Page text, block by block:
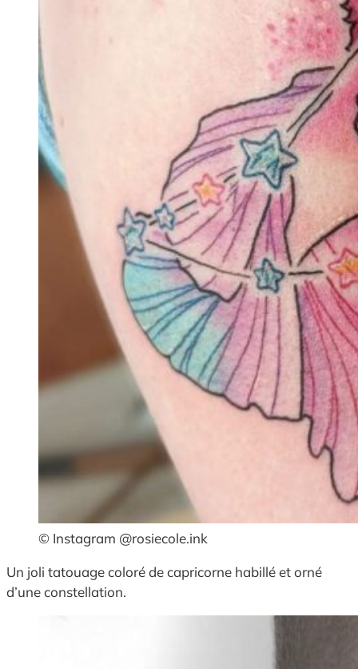
© Instagram @rosiecole.ink
Un joli tatouage coloré de capricorne habillé et orné
d’une constellation.